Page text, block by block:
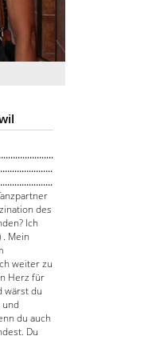
des
Ich
. Mein
weiter zu
Herz für
wärst du
du auch
Du